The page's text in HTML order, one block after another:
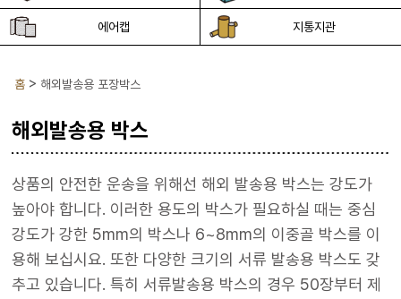
에어캡 지통지관
홈 해외발송용 포장박스
해외발송용 박스
상품의 안전한 운송을 위해선 해외 발송용 박스는 강도가
높아야 합니다. 이러한 용도의 박스가 필요하실 때는 중심
강도가 강한 5mm의 박스나 6~8mm의 이중골 박스를 이
용해 보십시요. 또한 다양한 크기의 서류 발송용 박스도 갖
추고 있습니다. 특히 서류발송용 박스의 경우 50장부터 제